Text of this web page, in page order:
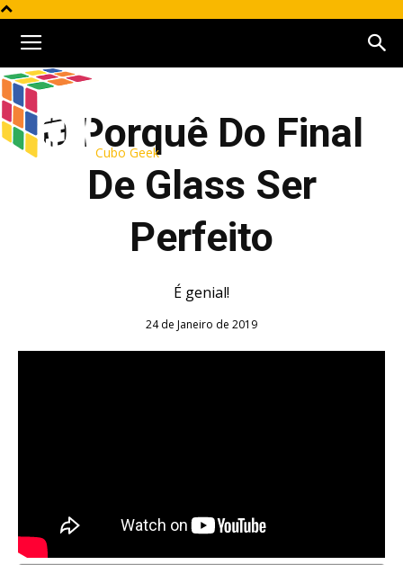
Cubo Geek
O Porquê Do Final
De Glass Ser
Perfeito
É genial!
24 de Janeiro de 2019